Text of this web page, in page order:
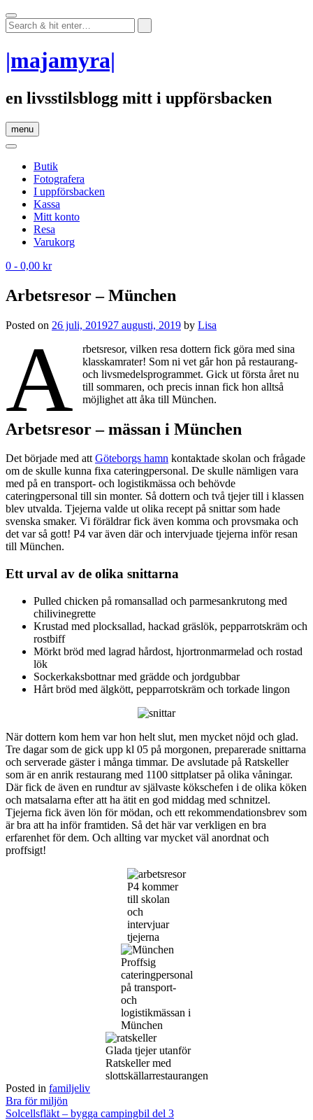
Skip
to
content
|majamyra|
en livsstilsblogg mitt i uppförsbacken
menu
Butik
Fotografera
I uppförsbacken
Kassa
Mitt konto
Resa
Varukorg
0 - 0,00 kr
Arbetsresor – München
Posted on 26 juli, 201927 augusti, 2019 by Lisa
A
rbetsresor, vilken resa dottern fick göra med sina
klasskamrater! Som ni vet går hon på restaurang-
och livsmedelsprogrammet. Gick ut första året nu
till sommaren, och precis innan fick hon alltså
möjlighet att åka till München.
Arbetsresor – mässan i München
Det började med attGöteborgs hamn kontaktade skolan och frågade
om de skulle kunna fixa cateringpersonal. De skulle nämligen vara
med på en transport- och logistikmässa och behövde
cateringpersonal till sin monter. Så dottern och två tjejer till i klassen
blev utvalda. Tjejerna valde ut olika recept på snittar som hade
svenska smaker. Vi föräldrar fick även komma och provsmaka och
det var så gott! P4 var även där och intervjuade tjejerna inför resan
till München.
Ett urval av de olika snittarna
Pulled chicken på romansallad och parmesankrutong med
chilivinegrette
Krustad med plocksallad, hackad gräslök, pepparrotskräm och
rostbiff
Mörkt bröd med lagrad hårdost, hjortronmarmelad och rostad
lök
Sockerkaksbottnar med grädde och jordgubbar
Hårt bröd med älgkött, pepparrotskräm och torkade lingon
När dottern kom hem var hon helt slut, men mycket nöjd och glad.
Tre dagar som de gick upp kl 05 på morgonen, preparerade snittarna
och serverade gäster i många timmar. De avslutade på Ratskeller
som är en anrik restaurang med 1100 sittplatser på olika våningar.
Där fick de även en rundtur av självaste kökschefen i de olika köken
och matsalarna efter att ha ätit en god middag med schnitzel.
Tjejerna fick även lön för mödan, och ett rekommendationsbrev som
är bra att ha inför framtiden. Så det här var verkligen en bra
erfarenhet för dem. Och allting var mycket väl anordnat och
proffsigt!
P4 kommer
till skolan
och
intervjuar
tjejerna
Proffsig
cateringpersonal
på transport-
och
logistikmässan i
München
Glada tjejer utanför
Ratskeller med
slottskällarrestaurangen
Posted in familjeliv
Post
navigation
Bra för miljön
Solcellsfläkt – bygga campingbil del 3